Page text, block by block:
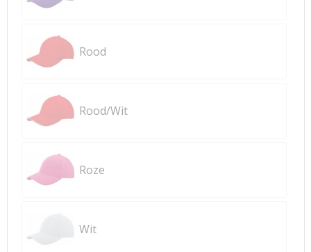
Rood
Rood/Wit
Roze
Wit